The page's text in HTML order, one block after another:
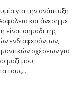
για την ανάπτυξη
και άνεση με
είναι σημάδι της
ενδιαφερόντων,
σχέσεων για
μαζί μου,
τους...